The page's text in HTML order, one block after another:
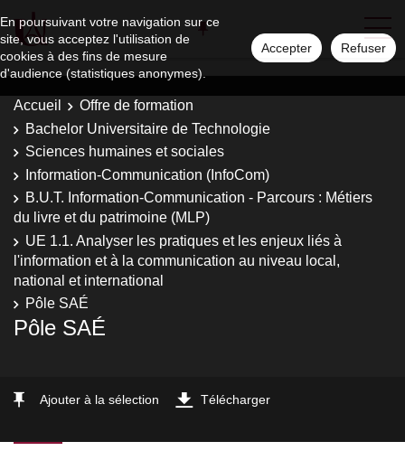
En poursuivant votre navigation sur ce
site, vous acceptez l'utilisation de
cookies à des fins de mesure
d'audience (statistiques anonymes).
Accepter Refuser
Accueil
Offre de formation
Bachelor Universitaire de Technologie
Sciences humaines et sociales
Information-Communication (InfoCom)
B.U.T. Information-Communication - Parcours : Métiers
du livre et du patrimoine (MLP)
UE 1.1. Analyser les pratiques et les enjeux liés à
l'information et à la communication au niveau local,
national et international
Pôle SAÉ
Pôle SAÉ
Ajouter à la sélection Télécharger